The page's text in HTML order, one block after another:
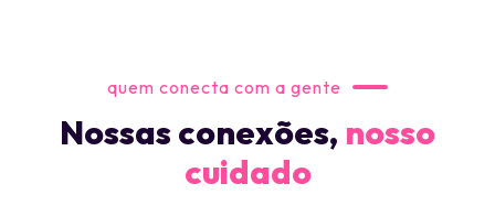
quem conecta com a gente
Nossas conexões, nosso
cuidado